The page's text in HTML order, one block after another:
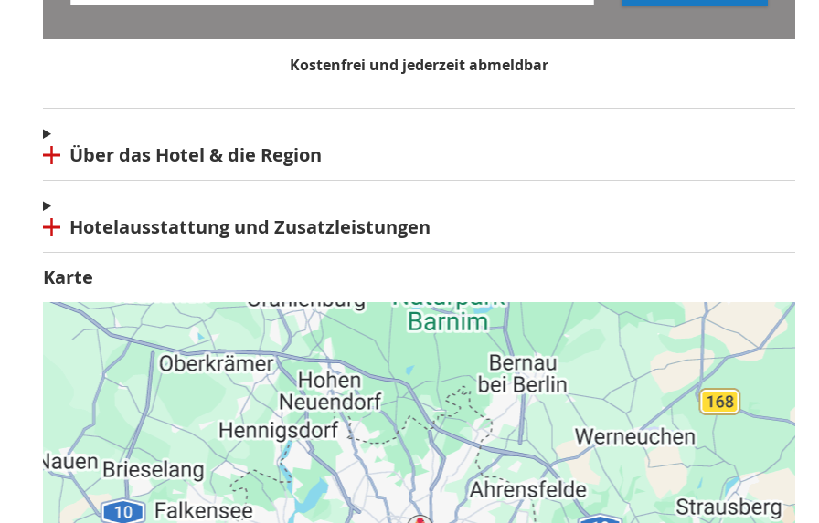
Kostenfrei und jederzeit abmeldbar
Über das Hotel & die Region
Hotelausstattung und Zusatzleistungen
Karte